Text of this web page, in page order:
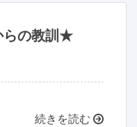
らの教訓★
続きを読む